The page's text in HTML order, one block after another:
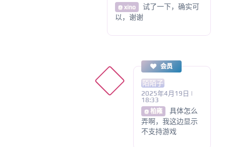
@ xino
试了一下，确实可
以，谢谢
会员
陌陌子
2025年4月19日 |
18:33
@ 柏雍
具体怎么
弄啊，我这边显示
不支持游戏